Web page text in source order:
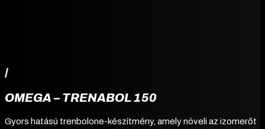
/
OMEGA – TRENABOL 150
Gyors hatású trenbolone-készítmény, amely növeli az izomerőt